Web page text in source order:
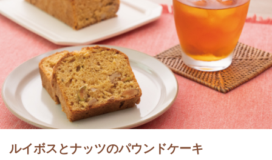
ルイボスとナッツのパウンドケーキ